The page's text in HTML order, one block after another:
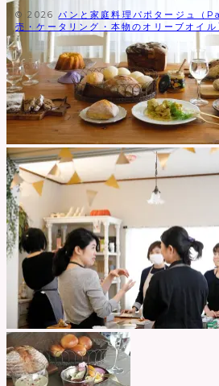
© 2026パンと家庭料理パポタージュ（
売・ケータリング・本物のオリーブオイル